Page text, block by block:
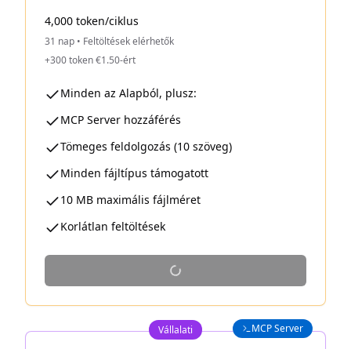
4,000 token/ciklus
31 nap • Feltöltések elérhetők
+300 token €1.50-ért
Minden az Alapból, plusz:
MCP Server hozzáférés
Tömeges feldolgozás (10 szöveg)
Minden fájltípus támogatott
10 MB maximális fájlméret
Korlátlan feltöltések
Vállalati MCP Server